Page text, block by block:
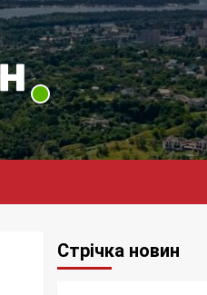
Стрічка новин